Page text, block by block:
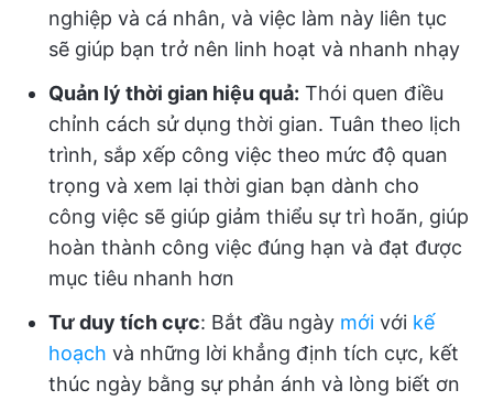
nghiệp và cá nhân, và việc làm này liên tục
sẽ giúp bạn trở nên linh hoạt và nhanh nhạy
Quản lý thời gian hiệu quả: Thói quen điều
chỉnh cách sử dụng thời gian. Tuân theo lịch
trình, sắp xếp công việc theo mức độ quan
trọng và xem lại thời gian bạn dành cho
công việc sẽ giúp giảm thiểu sự trì hoãn, giúp
hoàn thành công việc đúng hạn và đạt được
mục tiêu nhanh hơn
Tư duy tích cực: Bắt đầu ngày mới với kế
hoạch và những lời khẳng định tích cực, kết
thúc ngày bằng sự phản ánh và lòng biết ơn